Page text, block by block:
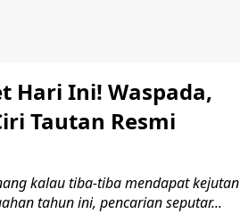
Hari Ini! Waspada,
Tautan Resmi
kalau tiba-tiba mendapat kejutan
tahun ini, pencarian seputar...